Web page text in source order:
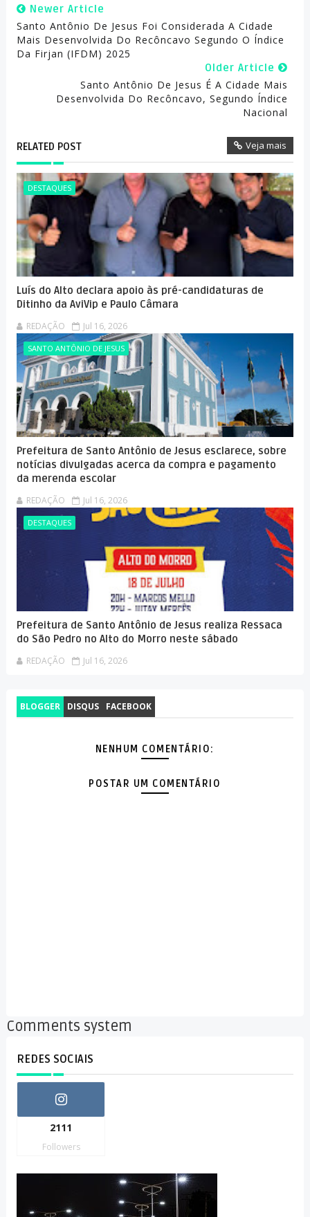
Newer Article
Santo Antônio De Jesus Foi Considerada A Cidade
Mais Desenvolvida Do Recôncavo Segundo O Índice
Da Firjan (IFDM) 2025
Older Article
Santo Antônio De Jesus É A Cidade Mais
Desenvolvida Do Recôncavo, Segundo Índice
Nacional
RELATED POST Veja mais
DESTAQUES
Luís do Alto declara apoio às pré-candidaturas de
Ditinho da AviVip e Paulo Câmara
REDAÇÃO Jul 16, 2026
SANTO ANTÔNIO DE JESUS
Prefeitura de Santo Antônio de Jesus esclarece, sobre
notícias divulgadas acerca da compra e pagamento
da merenda escolar
REDAÇÃO Jul 16, 2026
DESTAQUES
Prefeitura de Santo Antônio de Jesus realiza Ressaca
do São Pedro no Alto do Morro neste sábado
REDAÇÃO Jul 16, 2026
BLOGGER DISQUS FACEBOOK
NENHUM COMENTÁRIO:
POSTAR UM COMENTÁRIO
Comments system
REDES SOCIAIS
2111
Followers